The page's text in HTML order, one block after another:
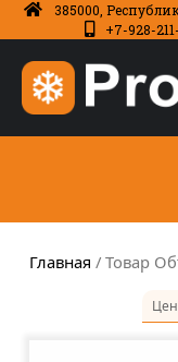
385000,
+7-928-211-
Главная / Товар